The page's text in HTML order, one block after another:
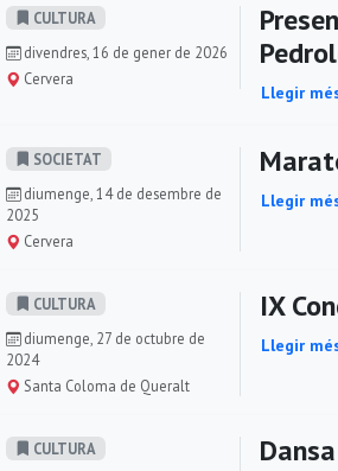
CULTURA
divendres, 16 de gener de 2026
Cervera
Llegir
SOCIETAT
diumenge, 14 de desembre de
2025
Cervera
Llegir
CULTURA
diumenge, 27 de octubre de
2024
Santa Coloma de Queralt
IX
Llegir
CULTURA